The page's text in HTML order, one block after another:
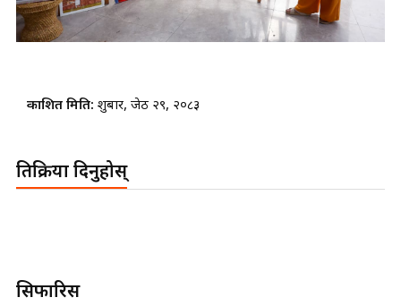
प्रकाशित मिति: शुक्रबार, जेठ २९, २०८३
प्रतिक्रिया दिनुहोस्
सिफारिस